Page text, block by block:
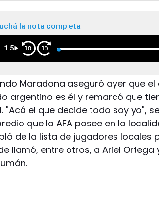
la nota completa
1.5 10 10
Maradona aseguró ayer que el
argentino es él y remarcó que
"Acá el que decide todo soy yo",
que la AFA posee en la
de la lista de jugadores locales
llamó, entre otros, a Ariel Ortega